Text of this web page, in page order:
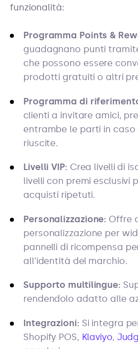
funzionalità:
Programma Points &
guadagnano punti
che possono essere
prodotti gratuiti o altri
Programma di
clienti a invitare amici,
entrambe le parti in caso
riuscite.
Livelli VIP: Crea livelli di
livelli con premi esclusivi
acquisti ripetuti.
Personalizzazione: Offre
personalizzazione per
pannelli di ricompensa
all'identità del marchio.
Supporto multilingue:
rendendolo adatto alle
Integrazioni: Si integra
Shopify POS, Klaviyo,